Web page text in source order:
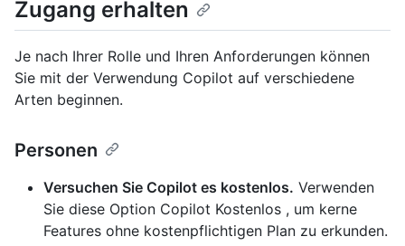
Zugang erhalten
Je nach Ihrer Rolle und Ihren Anforderungen können
Sie mit der Verwendung Copilot auf verschiedene
Arten beginnen.
Personen
Versuchen Sie Copilot es kostenlos. Verwenden
Sie diese Option Copilot Kostenlos , um kerne
Features ohne kostenpflichtigen Plan zu erkunden.